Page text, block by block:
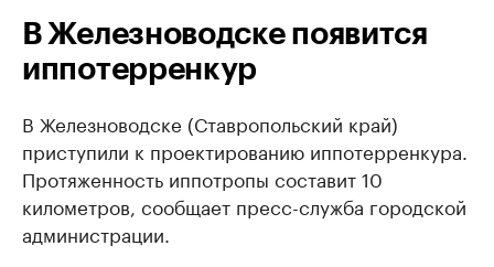
В Железноводске появится
иппотерренкур
В Железноводске (Ставропольский край)
приступили к проектированию иппотерренкура.
Протяженность иппотропы составит 10
километров, сообщает пресс-служба городской
администрации.